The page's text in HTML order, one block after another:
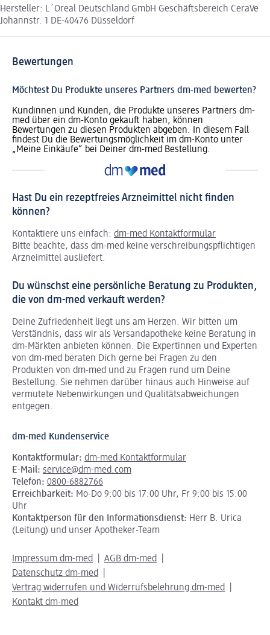
Hersteller: L´Oreal Deutschland GmbH Geschäftsbereich CeraVe
Johannstr. 1 DE-40476 Düsseldorf
Bewertungen
Möchtest Du Produkte unseres Partners dm-med bewerten?
Kundinnen und Kunden, die Produkte unseres Partners dm-
med über ein dm-Konto gekauft haben, können
Bewertungen zu diesen Produkten abgeben. In diesem Fall
findest Du die Bewertungsmöglichkeit im dm-Konto unter
„Meine Einkäufe“ bei Deiner dm-med Bestellung.
Hast Du ein rezeptfreies Arzneimittel nicht finden
können?
Kontaktiere uns einfach: dm-med Kontaktformular
Bitte beachte, dass dm-med keine verschreibungspflichtigen
Arzneimittel ausliefert.
Du wünschst eine persönliche Beratung zu Produkten,
die von dm-med verkauft werden?
Deine Zufriedenheit liegt uns am Herzen. Wir bitten um
Verständnis, dass wir als Versandapotheke keine Beratung in
dm-Märkten anbieten können. Die Expertinnen und Experten
von dm-med beraten Dich gerne bei Fragen zu den
Produkten von dm-med und zu Fragen rund um Deine
Bestellung. Sie nehmen darüber hinaus auch Hinweise auf
vermutete Nebenwirkungen und Qualitätsabweichungen
entgegen.
dm-med Kundenservice
Kontaktformular: dm-med Kontaktformular
E-Mail: service@dm-med.com
Telefon: 0800-6882766
Erreichbarkeit: Mo-Do 9:00 bis 17:00 Uhr, Fr 9:00 bis 15:00
Uhr
Kontaktperson für den Informationsdienst: Herr B. Urica
(Leitung) und unser Apotheker-Team
Impressum dm-med
AGB dm-med
Datenschutz dm-med
Vertrag widerrufen und Widerrufsbelehrung dm-med
Kontakt dm-med